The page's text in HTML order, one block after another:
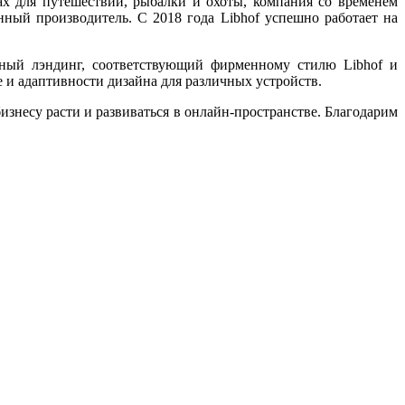
производитель. С 2018 года Libhof успешно работает на
лэндинг, соответствующий фирменному стилю Libhof и
адаптивности дизайна для различных устройств.
расти и развиваться в онлайн-пространстве. Благодарим